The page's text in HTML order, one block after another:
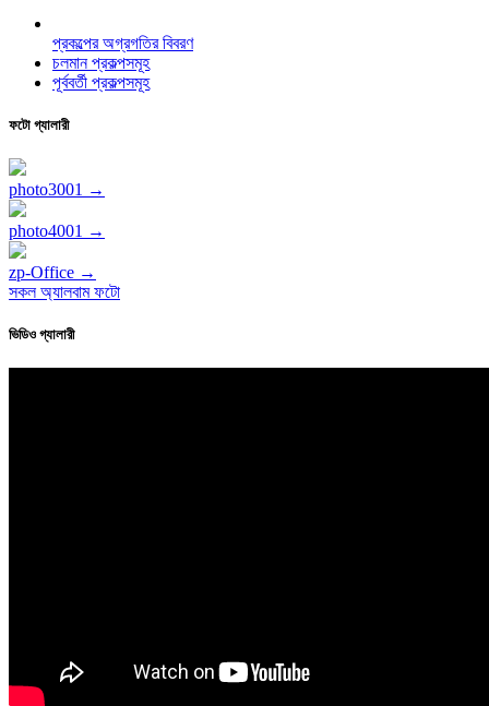
প্রকল্পের অগ্রগতির বিবরণ
চলমান প্রকল্পসমূহ
পূর্ববর্তী প্রকল্পসমূহ
ফটো গ্যালারী
photo3001 →
photo4001 →
zp-Office →
সকল অ্যালবাম ফটো
ভিডিও গ্যালারী